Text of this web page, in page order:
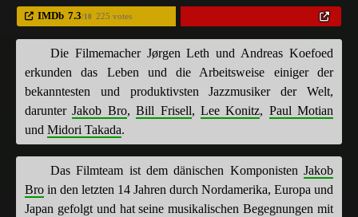
IMDb 7.3/10 225 votes
Die Filmemacher Jørgen Leth und Andreas Koefoed
erkunden das Leben und die Arbeitsweise einiger der
bekanntesten und produktivsten Jazzmusiker der Welt,
darunterJakob Bro,Bill Frisell, Lee Konitz, Paul Motian
und Midori Takada.
Das Filmteam ist dem dänischen Komponisten Jakob
Bro in den letzten 14 Jahren durch Nordamerika, Europa und
Japan gefolgt und hat seine musikalischen Begegnungen mit